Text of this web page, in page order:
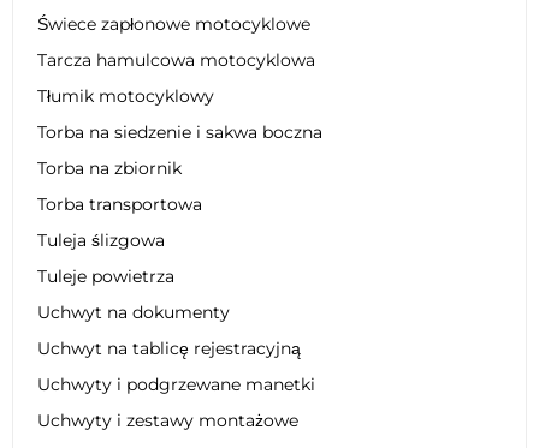
Świece zapłonowe motocyklowe
Tarcza hamulcowa motocyklowa
Tłumik motocyklowy
Torba na siedzenie i sakwa boczna
Torba na zbiornik
Torba transportowa
Tuleja ślizgowa
Tuleje powietrza
Uchwyt na dokumenty
Uchwyt na tablicę rejestracyjną
Uchwyty i podgrzewane manetki
Uchwyty i zestawy montażowe